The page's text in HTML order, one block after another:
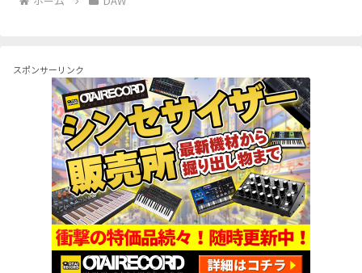
スポンサーリンク